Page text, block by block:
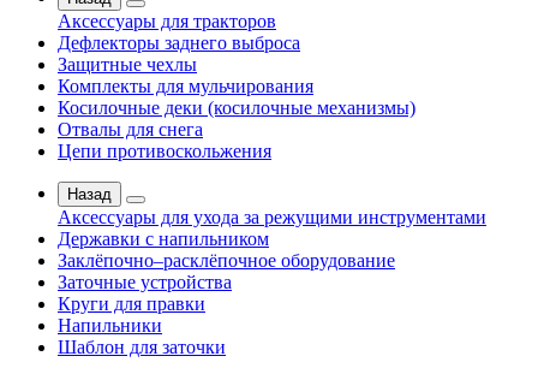
Аксессуары для тракторов
Дефлекторы заднего выброса
Защитные чехлы
Комплекты для мульчирования
Косилочные деки (косилочные механизмы)
Отвалы для снега
Цепи противоскольжения
Назад
Аксессуары для ухода за режущими инструментами
Державки с напильником
Заклёпочно–расклёпочное оборудование
Заточные устройства
Круги для правки
Напильники
Шаблон для заточки